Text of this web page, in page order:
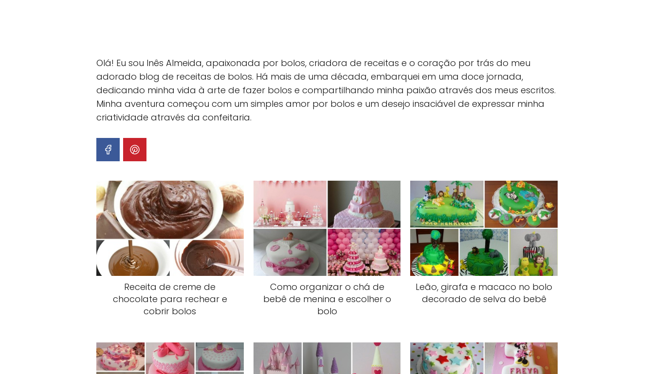
Olá! Eu sou Inês Almeida, apaixonada por bolos, criadora de receitas e o coração por trás do meu
adorado blog de receitas de bolos. Há mais de uma década, embarquei em uma doce jornada,
dedicando minha vida à arte de fazer bolos e compartilhando minha paixão através dos meus escritos.
Minha aventura começou com um simples amor por bolos e um desejo insaciável de expressar minha
criatividade através da confeitaria.
Receita de creme de
chocolate para rechear e
cobrir bolos
Como organizar o chá de
bebê de menina e escolher o
bolo
Leão, girafa e macaco no bolo
decorado de selva do bebê